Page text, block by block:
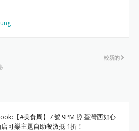
較新的
【#美食周】7 號 9PM ⏰ 荃灣西如心
可樂主題自助餐激抵 1折！